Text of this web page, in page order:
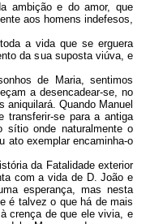
ambição e do amor, que
aos homens indefesos,
a vida que se erguera
da sua suposta viúva, e
de Maria, sentimos
a desencadear-se, no
Quando Manuel
transferir-se para a antiga
sítio onde naturalmente o
ato exemplar encaminha-o
da Fatalidade exterior
com a vida de D. João e
esperança, mas nesta
é talvez o que há de mais
crença de que ele vivia, e